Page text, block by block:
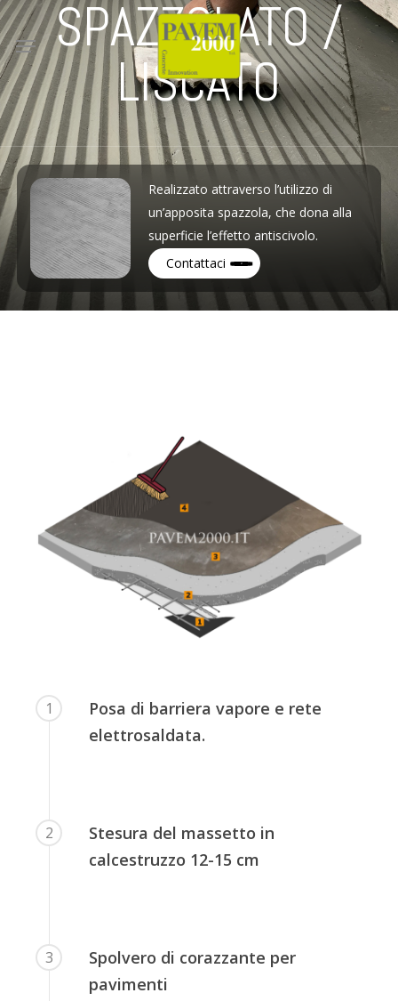
Skip
to
main
content
MenuSPAZZOLATO /
LISCATO
Realizzato attraverso l’utilizzo di
un’apposita spazzola, che dona alla
superficie l’effetto antiscivolo.
Contattaci
1
Posa di barriera vapore e rete
elettrosaldata.
2
Stesura del massetto in
calcestruzzo 12-15 cm
3
Spolvero di corazzante per
pavimenti